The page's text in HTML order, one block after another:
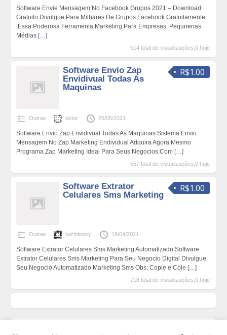
Software Envie Mensagem No Facebook Grupos 2021 – Download
Gratuito Divulgue Para Milhares De Grupos Facebook Gratuitamente
,Essa Poderosa Ferramenta Marketing Para Empresas, Pequnenas
Médias […]
514 total de visualizações,0 hoje
R$1.00
Software Envio Zap
Envidivual Todas As
Maquinas
Outras sktor 26/05/2021
Software Envio Zap Envidivual Todas As Maquinas Sistema Envio
Mensagem No Zap Marketing Endividual Adquira Agora Mesmo
Programa Zap Marketing Ideal Para Seus Negocios Com […]
557 total de visualizações,0 hoje
R$1.00
Software Extrator
Celulares Sms Marketing
Outras luizinfosky 18/04/2021
Software Extrator Celulares Sms Marketing Automatizado Software
Extrator Celulares Sms Marketing Para Seu Negocio Digital Divulgue
Seu Negocio Automatizado Marketing Sms Obs: Copie e Cole […]
718 total de visualizações,0 hoje